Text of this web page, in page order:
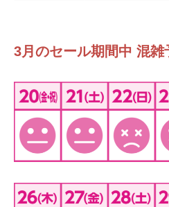
3月のセール期間中 混雑